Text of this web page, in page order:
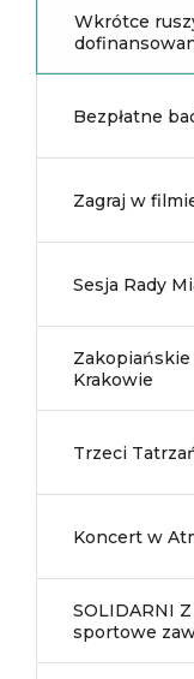
Wkrótce
Bezpłatne
Zagraj w
Sesja Rady
Krakowie
Trzeci
Koncert w
SOLIDARNI
sportowe